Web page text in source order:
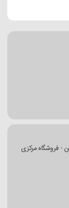
- فروشگاه مرکزی